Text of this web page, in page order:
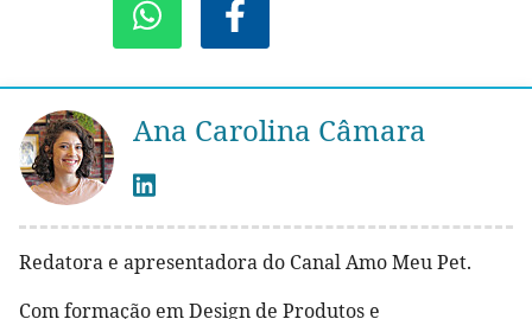
Ana Carolina Câmara
Redatora e apresentadora do Canal Amo Meu Pet.
Com formação em Design de Produtos e